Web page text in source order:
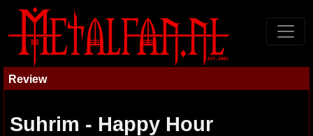
Review
Suhrim - Happy Hour